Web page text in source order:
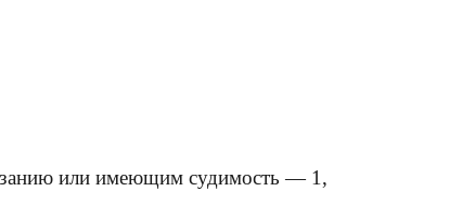
или имеющим судимость — 1,